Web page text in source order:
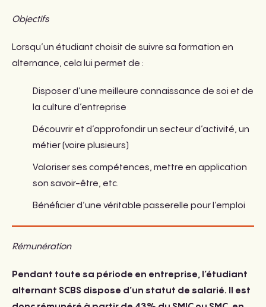
Objectifs
Lorsqu’un étudiant choisit de suivre sa formation en
alternance, cela lui permet de :
Disposer d’une meilleure connaissance de soi et de
la culture d’entreprise
Découvrir et d’approfondir un secteur d’activité, un
métier (voire plusieurs)
Valoriser ses compétences, mettre en application
son savoir-être, etc.
Bénéficier d’une véritable passerelle pour l’emploi
Rémunération
Pendant toute sa période en entreprise, l’étudiant
alternant SCBS dispose d’un statut de salarié. Il est